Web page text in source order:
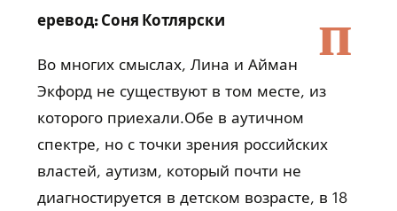
п
еревод: Соня Котлярски
Во многих смыслах, Лина и Айман
Экфорд не существуют в том месте, из
которого приехали.Обе в аутичном
спектре, но с точки зрения российских
властей, аутизм, который почти не
диагностируется в детском возрасте, в 18